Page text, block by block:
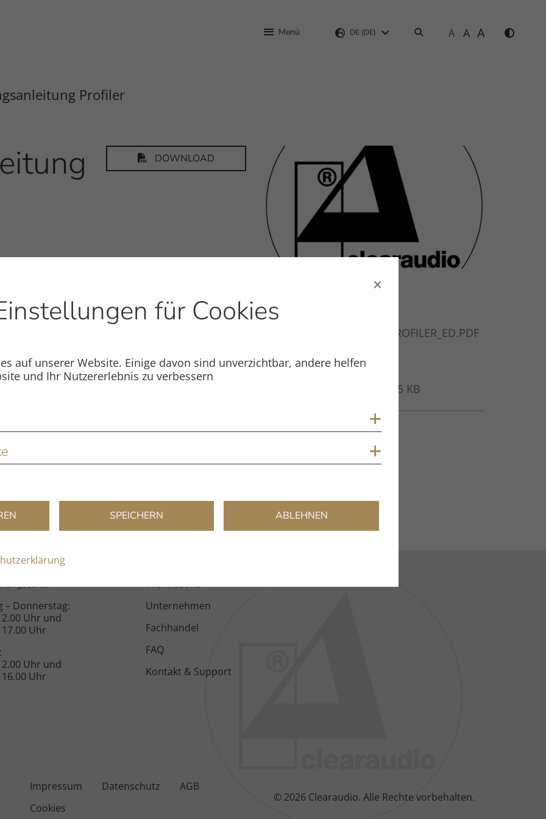
Menü DE (DE) SuchenA A A
Profiler
DOWNLOAD
CA_PROFILER_ED.PDF
Dateityp
902.05 KB
Schlagwörter
Profiler
– Donnerstag:
Uhr und
17.00 Uhr
Uhr und
16.00 Uhr
Informationen
Unternehmen
Fachhandel
FAQ
Kontakt & Support
Impressum Datenschutz
AGB
Cookies
© 2026 Clearaudio. Alle Rechte vorbehalten.
für Cookies
auf unserer Website. Einige davon sind unverzichtbar, andere helfen
und Ihr Nutzererlebnis zu verbessern
SPEICHERN ABLEHNEN